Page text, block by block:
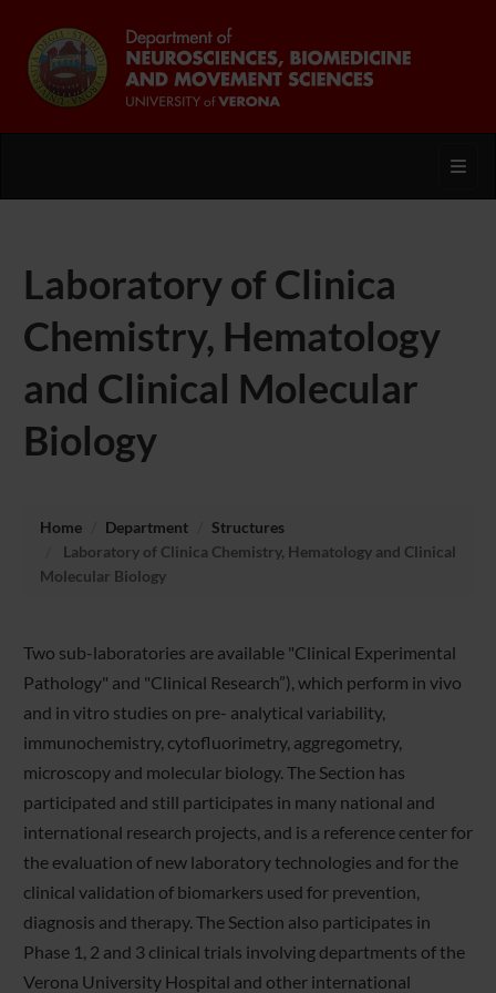
Laboratory of Clinica
Chemistry, Hematology
and Clinical Molecular
Biology
Home Department
Structures
Laboratory of Clinica Chemistry, Hematology and Clinical
Molecular Biology
Two sub-laboratories are available "Clinical Experimental
Pathology" and "Clinical Research”), which perform in vivo
and in vitro studies on pre- analytical variability,
immunochemistry, cytofluorimetry, aggregometry,
microscopy and molecular biology. The Section has
participated and still participates in many national and
international research projects, and is a reference center for
the evaluation of new laboratory technologies and for the
clinical validation of biomarkers used for prevention,
diagnosis and therapy. The Section also participates in
Phase 1, 2 and 3 clinical trials involving departments of the
Verona University Hospital and other international